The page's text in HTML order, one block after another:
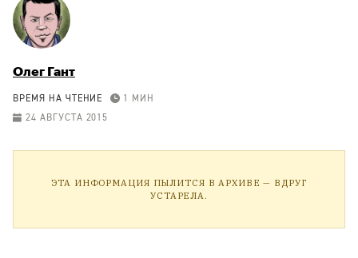
Олег Гант
ВРЕМЯ НА ЧТЕНИЕ
1 МИН
24 АВГУСТА 2015
ЭТА ИНФОРМАЦИЯ ПЫЛИТСЯ В АРХИВЕ — ВДРУГ
УСТАРЕЛА.